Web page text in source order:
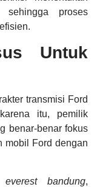
sehingga proses
Untuk
transmisi Ford
itu, pemilik
benar-benar fokus
mobil Ford dengan
bandung,